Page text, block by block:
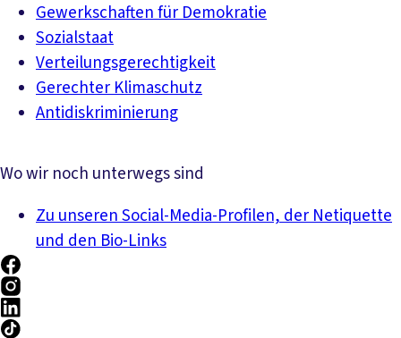
Gewerkschaften für Demokratie
Sozialstaat
Verteilungsgerechtigkeit
Gerechter Klimaschutz
Antidiskriminierung
Wo wir noch unterwegs sind
Zu unseren Social-Media-Profilen, der Netiquette
und den Bio-Links